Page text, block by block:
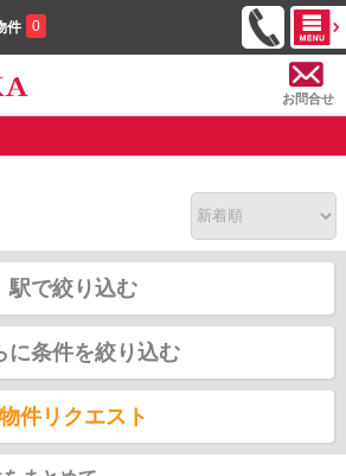
件 0
お問合せ
駅で絞り込む
に条件を絞り込む
物件リクエスト